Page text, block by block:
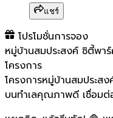
แชร์
โปรโมชั่นการจอง
หมู่บ้านสมประสงค์ ซิตี้พา
โครงการ
โครงการหมู่บ้านสมประส
บนทำเลคุณภาพดี เชื่อมต่